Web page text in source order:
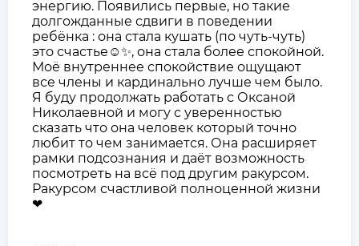
энергию. Появились первые, но такие
долгожданные сдвиги в поведении
ребёнка : она стала кушать (по чуть-чуть)
это счастье☺✨, она стала более спокойной.
Моё внутреннее спокойствие ощущают
все члены и кардинально лучше чем было.
Я буду продолжать работать с Оксаной
Николаевной и могу с уверенностью
сказать что она человек который точно
любит то чем занимается. Она расширяет
рамки подсознания и даёт возможность
посмотреть на всё под другим ракурсом.
Ракурсом счастливой полноценной жизни
❤